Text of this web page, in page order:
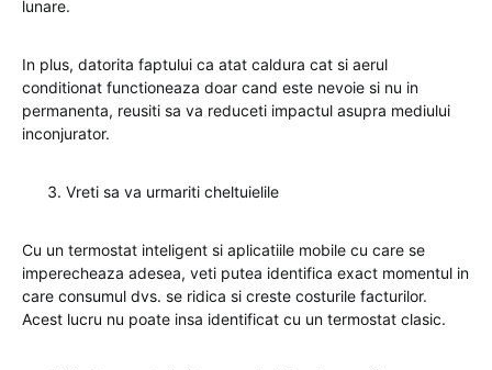
lunare.
In plus, datorita faptului ca atat caldura cat si aerul
conditionat functioneaza doar cand este nevoie si nu in
permanenta, reusiti sa va reduceti impactul asupra mediului
inconjurator.
Vreti sa va urmariti cheltuielile
Cu un termostat inteligent si aplicatiile mobile cu care se
imperecheaza adesea, veti putea identifica exact momentul in
care consumul dvs. se ridica si creste costurile facturilor.
Acest lucru nu poate insa identificat cu un termostat clasic.